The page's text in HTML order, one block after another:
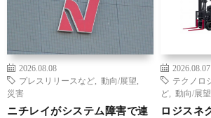
2026.08.08
プレスリリースなど
動向/展望
災害
ニチレイがシステム障害で連
2026.08.07
テクノロ
ど
動向/展望
ロジスネ